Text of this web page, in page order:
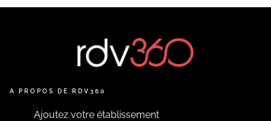
A PROPOS DE RDV360
Ajoutez votre établissement